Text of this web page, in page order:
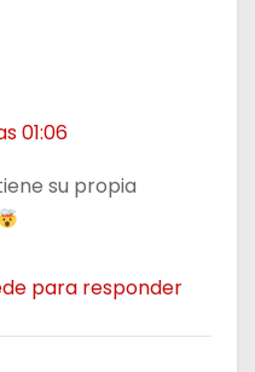
01:06
su propia
para responder